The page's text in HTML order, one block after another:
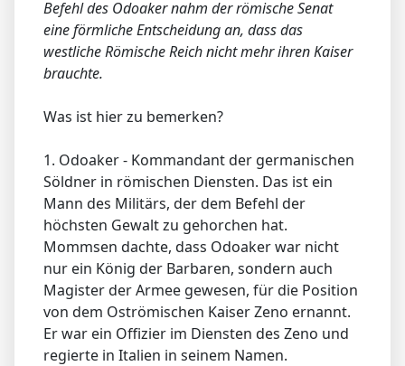
Befehl des Odoaker nahm der römische Senat
eine förmliche Entscheidung an, dass das
westliche Römische Reich nicht mehr ihren Kaiser
brauchte.
Was ist hier zu bemerken?
1. Odoaker - Kommandant der germanischen
Söldner in römischen Diensten. Das ist ein
Mann des Militärs, der dem Befehl der
höchsten Gewalt zu gehorchen hat.
Mommsen dachte, dass Odoaker war nicht
nur ein König der Barbaren, sondern auch
Magister der Armee gewesen, für die Position
von dem Oströmischen Kaiser Zeno ernannt.
Er war ein Offizier im Diensten des Zeno und
regierte in Italien in seinem Namen.